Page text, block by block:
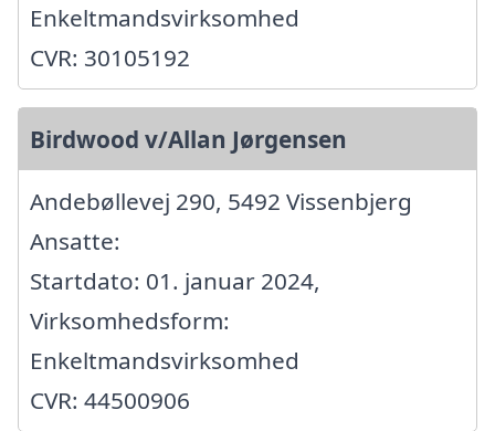
Enkeltmandsvirksomhed
CVR: 30105192
Birdwood v/Allan Jørgensen
Andebøllevej 290, 5492 Vissenbjerg
Ansatte:
Startdato: 01. januar 2024,
Virksomhedsform:
Enkeltmandsvirksomhed
CVR: 44500906